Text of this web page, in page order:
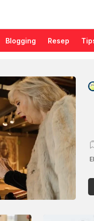
Blogging Resep